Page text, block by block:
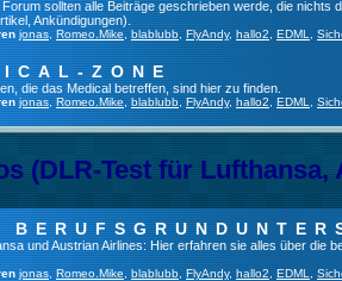
Forum sollten alle Beiträge geschrieben werde, die
Ankündigungen).
jonas Romeo.Mike blablubb FlyAndy, hallo2 EDML
ZONE
die das Medical betreffen, sind hier zu finden.
jonas Romeo.Mike blablubb FlyAndy, hallo2 EDML
(DLR-Test für Lufthansa,
und Austrian Airlines: Hier erfahren sie alles über die
jonas Romeo.Mike blablubb FlyAndy, hallo2 EDML